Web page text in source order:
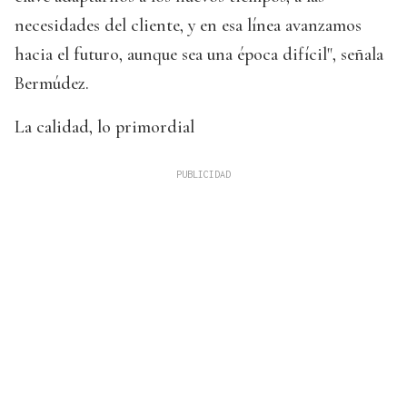
necesidades del cliente, y en esa línea avanzamos
hacia el futuro, aunque sea una época difícil", señala
Bermúdez.
La calidad, lo primordial